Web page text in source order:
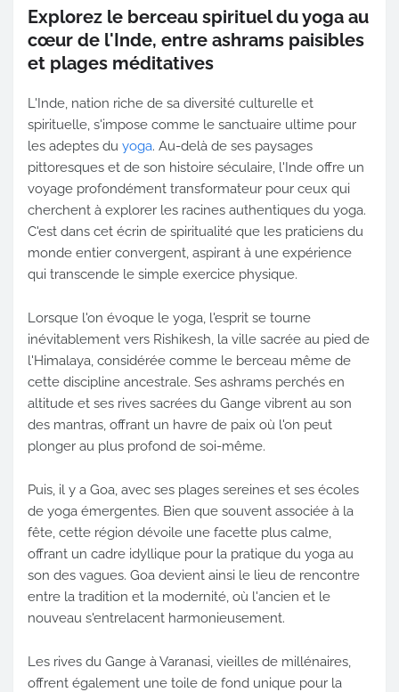
Explorez le berceau spirituel du yoga au
cœur de l'Inde, entre ashrams paisibles
et plages méditatives
L'Inde, nation riche de sa diversité culturelle et
spirituelle, s'impose comme le sanctuaire ultime pour
les adeptes du yoga. Au-delà de ses paysages
pittoresques et de son histoire séculaire, l'Inde offre un
voyage profondément transformateur pour ceux qui
cherchent à explorer les racines authentiques du yoga.
C'est dans cet écrin de spiritualité que les praticiens du
monde entier convergent, aspirant à une expérience
qui transcende le simple exercice physique.
Lorsque l'on évoque le yoga, l'esprit se tourne
inévitablement vers Rishikesh, la ville sacrée au pied de
l'Himalaya, considérée comme le berceau même de
cette discipline ancestrale. Ses ashrams perchés en
altitude et ses rives sacrées du Gange vibrent au son
des mantras, offrant un havre de paix où l'on peut
plonger au plus profond de soi-même.
Puis, il y a Goa, avec ses plages sereines et ses écoles
de yoga émergentes. Bien que souvent associée à la
fête, cette région dévoile une facette plus calme,
offrant un cadre idyllique pour la pratique du yoga au
son des vagues. Goa devient ainsi le lieu de rencontre
entre la tradition et la modernité, où l'ancien et le
nouveau s'entrelacent harmonieusement.
Les rives du Gange à Varanasi, vieilles de millénaires,
offrent également une toile de fond unique pour la